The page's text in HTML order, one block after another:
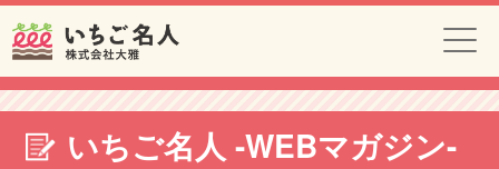
いちご名人 -WEBマガジン-